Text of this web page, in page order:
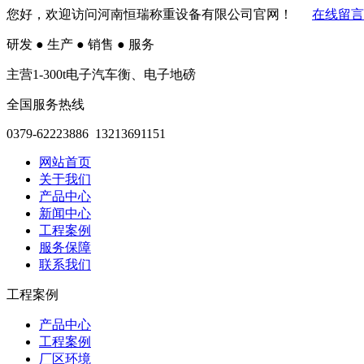
您好，欢迎访问河南恒瑞称重设备有限公司官网！ 在线留言
研发 ● 生产 ● 销售 ● 服务
主营1-300t电子汽车衡、电子地磅
全国服务热线
0379-62223886 13213691151
网站首页
关于我们
产品中心
新闻中心
工程案例
服务保障
联系我们
工程案例
产品中心
工程案例
厂区环境